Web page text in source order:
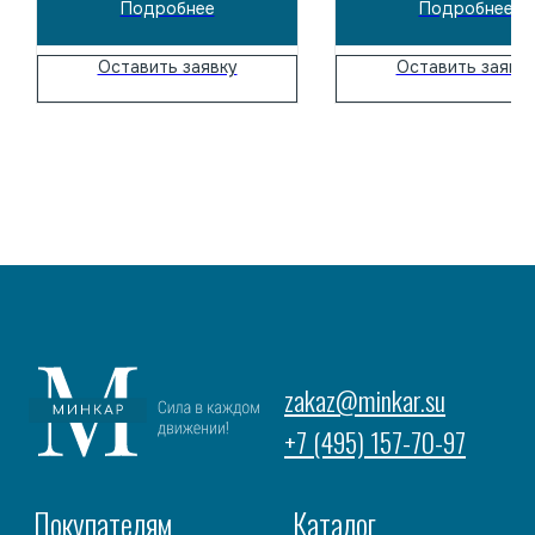
грузами и паллетами. Надежное
и работы с паллетами.
Подробнее
Оставить заявку
Надежное решение для
Подробнее
Оставить заявку